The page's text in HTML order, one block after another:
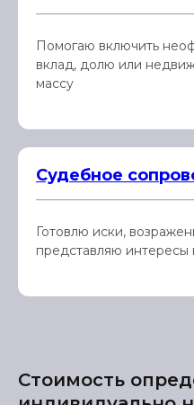
Помогаю включить
вклад, долю или
массу
Судебное
Готовлю иски,
представляю интересы
Стоимость